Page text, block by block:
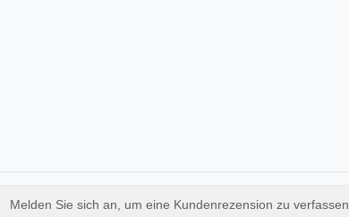
Melden Sie sich an, um eine Kundenrezension zu verfassen.